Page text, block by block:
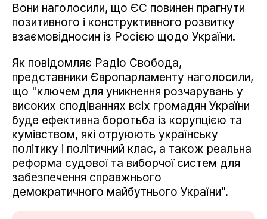
Вони наголосили, що ЄС повинен прагнути
позитивного і конструктивного розвитку
взаємовідносин із Росією щодо України.
Як повідомляє Радіо Свобода,
представники Європарламенту наголосили,
що "ключем для уникнення розчарувань у
високих сподіваннях всіх громадян України
буде ефективна боротьба із корупцією та
кумівством, які отруюють українську
політику і політичний клас, а також реальна
реформа судової та виборчої систем для
забезпечення справжнього
демократичного майбутнього України".